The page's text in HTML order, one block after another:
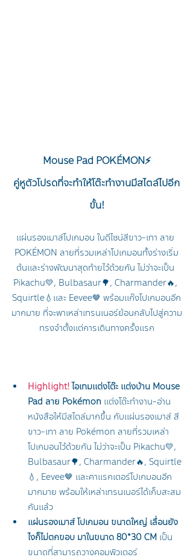
Mouse Pad POKÉMON⚡
คู่หูตัวโปรดที่จะทำให้โต๊ะทำงานมีสไตล์ไปอีก
ขั้น!
แผ่นรองเมาส์โปเกมอน ในดีไซน์สีขาว-เทา ลาย
POKÉMON ลายที่รวมเหล่าโปเกมอนทั้งร่างเริ่ม
ต้นและร่างพัฒนาสุดท้ายไว้ด้วยกัน ไม่ว่าจะเป็น
Pikachu💛, Bulbasaur🌳, Charmander🔥,
Squirtle💧และ Eevee🤎 พร้อมแก๊งโปเกมอนอีก
มากมาย ที่จะพาเหล่าเทรนเนอร์ย้อนกลับไปสู่ความ
ทรงจำตั้งแต่การเดินทางครั้งแรก
Highlight! ไอเทมแต่งโต๊ะ แต่งบ้าน Mouse
Pad ลาย Pokémon แต่งโต๊ะทำงาน-อ่าน
หนังสือให้มีสไตล์มากขึ้น กับแผ่นรองเมาส์ สี
ขาว-เทา ลาย Pokémon ลายที่รวมเหล่า
โปเกมอนไว้ด้วยกัน ไม่ว่าจะเป็น Pikachu💛,
Bulbasaur🌳, Charmander🔥, Squirtle
💧, Eevee🤎 และคาแรกเตอร์โปเกมอนอีก
มากมาย พร้อมให้เหล่าเทรนเนอร์ได้เก็บสะสม
กันแล้ว
แผ่นรองเมาส์ โปเกมอน ขนาดใหญ่ เลื่อนยัง
ไงก็ไม่ตกขอบ มาในขนาด 80*30 CM เป็น
ขนาดที่สามารถวางคอมพิวเตอร์